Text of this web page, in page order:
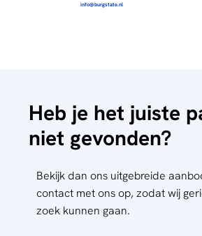
info@burgstate.nl
Heb je het juiste
niet gevonden?
Bekijk dan ons uitgebreide
contact met ons op, zodat wij
zoek kunnen gaan.